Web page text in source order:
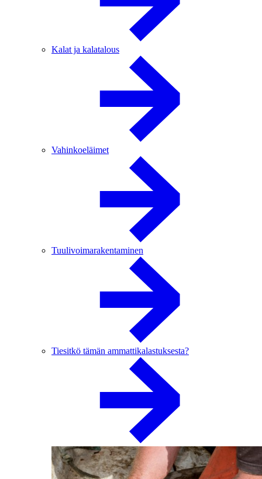
Kalat ja kalatalous
Vahinkoeläimet
Tuulivoimarakentaminen
Tiesitkö tämän ammattikalastuksesta?